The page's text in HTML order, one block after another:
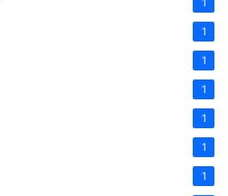
1
1
1
1
1
1
1